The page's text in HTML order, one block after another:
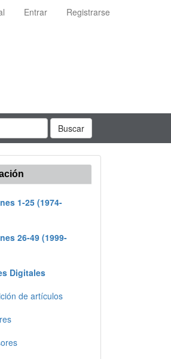
Entrar Registrarse
Buscar
1-25 (1974-
26-49 (1999-
Digitales
de artículos